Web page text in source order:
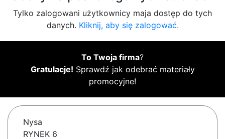
Tylko zalogowani użytkownicy maja dostęp do tych
danych. Kliknij, aby się zalogować.
To Twoja firma?
Gratulacje! Sprawdź jak odebrać materiały
promocyjne!
Nysa
RYNEK 6